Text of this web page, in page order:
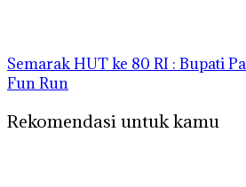
Semarak HUT ke 80 RI : Bupati
Fun Run
Rekomendasi untuk kamu